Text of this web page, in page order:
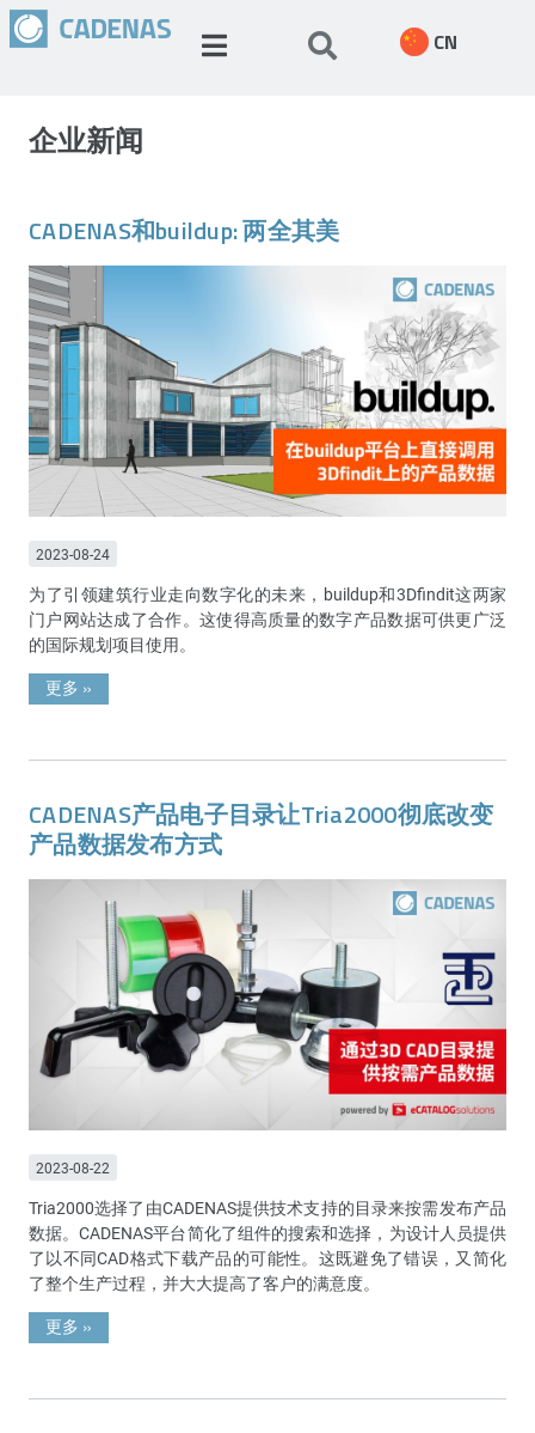
CN
企业新闻
CADENAS和buildup: 两全其美
2023-08-24
为了引领建筑行业走向数字化的未来，buildup和3Dfindit这两家
门户网站达成了合作。这使得高质量的数字产品数据可供更广泛
的国际规划项目使用。
更多 »
CADENAS产品电子目录让Tria2000彻底改变
产品数据发布方式
2023-08-22
Tria2000选择了由CADENAS提供技术支持的目录来按需发布产品
数据。CADENAS平台简化了组件的搜索和选择，为设计人员提供
了以不同CAD格式下载产品的可能性。这既避免了错误，又简化
了整个生产过程，并大大提高了客户的满意度。
更多 »